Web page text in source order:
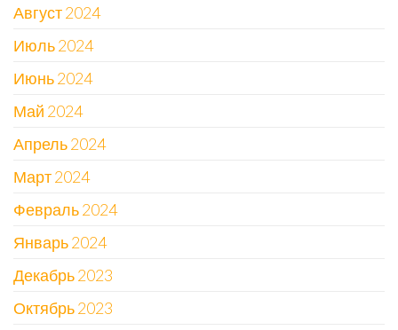
Август 2024
Июль 2024
Июнь 2024
Май 2024
Апрель 2024
Март 2024
Февраль 2024
Январь 2024
Декабрь 2023
Октябрь 2023